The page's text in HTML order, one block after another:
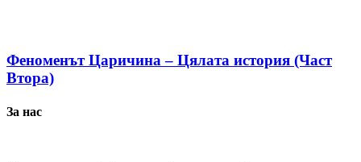
Феноменът Царичина – Цялата история (Част
Втора)
За нас